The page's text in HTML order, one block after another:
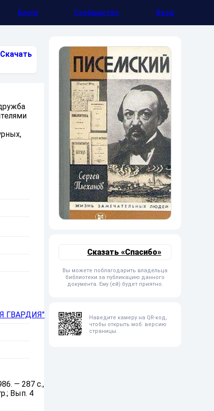
Блоги Сообщество Вход
Скачать
ГВАРДИЯ"
— 287 с.,
Вып. 4
Сказать «Спасибо»
Вы можете поблагодарить владельца
библиотеки за публикацию данного
документа. Ему (ей) будет приятно.
Наведите камеру на QR-код,
чтобы открыть моб. версию
страницы.